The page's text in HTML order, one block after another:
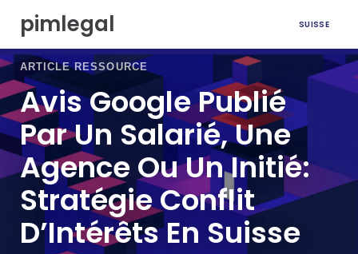
e
t
pimlegal SUISSE
ARTICLE RESSOURCE
Avis Google Publié
Par Un Salarié, Une
Agence Ou Un Initié:
Stratégie Conflit
D’Intérêts En Suisse